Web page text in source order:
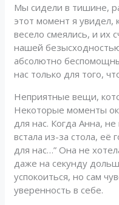
Мы сидели в тишине,
этот момент я увидел,
весело смеялись, и их
нашей
абсолютно
нас только для того,
Неприятные вещи,
Некоторые моменты
для нас. Когда Анна,
встала из-за стола, её
для нас…” Она не
даже на секунду
успокоиться, но сам
уверенность в себе.